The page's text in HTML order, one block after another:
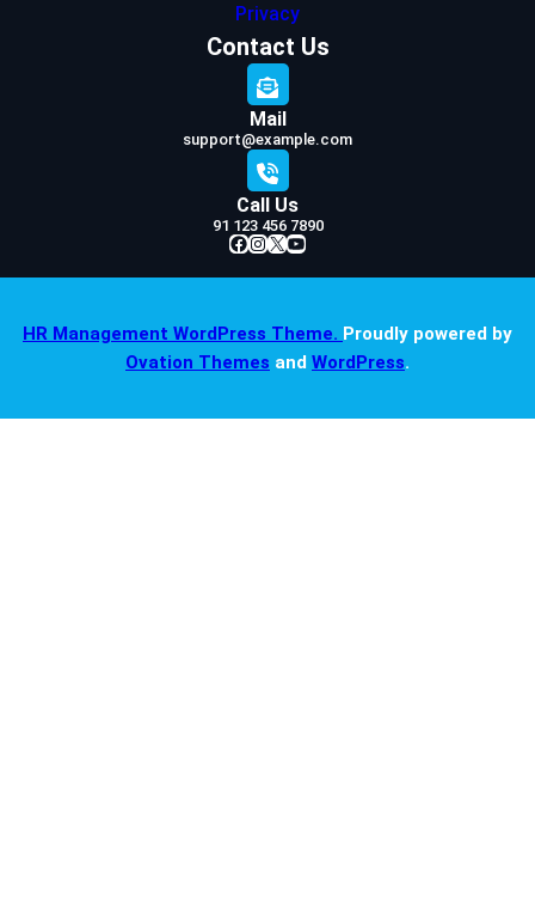
Privacy
Contact Us
Mail
support@example.com
Call Us
91 123 456 7890
Facebook InstagramX YouTube
HR Management WordPress Theme. Proudly powered by
Ovation Themes and WordPress.